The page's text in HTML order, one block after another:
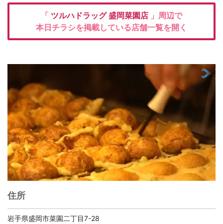
「 ツルハドラッグ盛岡菜園店 」周辺で
本日チラシを掲載している店舗一覧を開く
住所
岩手県盛岡市菜園二丁目7-28